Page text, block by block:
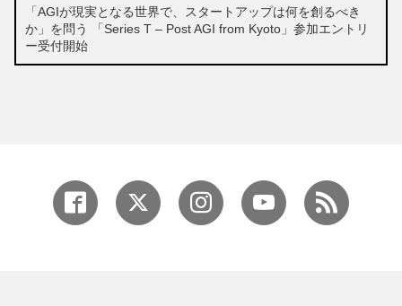
「AGIが現実となる世界で、スタートアップは何を創るべき
か」を問う 「Series T – Post AGI from Kyoto」参加エントリ
ー受付開始